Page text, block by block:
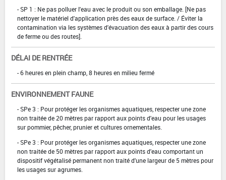
- SP 1 : Ne pas polluer l'eau avec le produit ou son emballage. [Ne pas
nettoyer le matériel d'application près des eaux de surface. / Éviter la
contamination via les systèmes d'évacuation des eaux à partir des cours
de ferme ou des routes].
DÉLAI DE RENTRÉE
- 6 heures en plein champ, 8 heures en milieu fermé
ENVIRONNEMENT FAUNE
- SPe 3 : Pour protéger les organismes aquatiques, respecter une zone
non traitée de 20 mètres par rapport aux points d'eau pour les usages
sur pommier, pêcher, prunier et cultures ornementales.
- SPe 3 : Pour protéger les organismes aquatiques, respecter une zone
non traitée de 50 mètres par rapport aux points d'eau comportant un
dispositif végétalisé permanent non traité d'une largeur de 5 mètres pour
les usages sur agrumes.